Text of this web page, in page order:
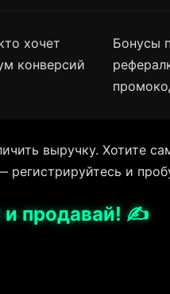
хочет
конверсий
Бонусы
выручку. Хотите
регистрируйтесь и
и продавай! ✍️